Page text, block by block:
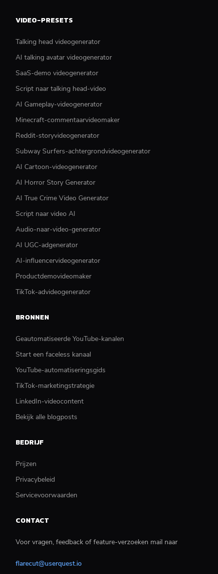
VIDEO-PRESETS
Talking head videogenerator
AI talking avatar videogenerator
SaaS-demo videogenerator
Script naar talking head-video
AI Gameplay-videogenerator
Minecraft-commentaarvideomaker
Reddit-storyvideogenerator
Subway Surfers-achtergrondvideogenerator
AI Cartoon-videogenerator
AI Horror Story Generator
AI True Crime Video Generator
Script naar video AI
Audio-naar-video-generator
AI UGC-adgenerator
AI-influencervideogenerator
Productdemovideomaker
TikTok-advideogenerator
BRONNEN
Geautomatiseerde YouTube-kanalen
Start een faceless kanaal
YouTube-automatiseringsgids
TikTok-marketingstrategie
LinkedIn-videocontent
Bekijk alle blogposts
BEDRIJF
Prijzen
Privacybeleid
Servicevoorwaarden
CONTACT
Voor vragen, feedback of feature-verzoeken mail naar
flarecut@userquest.io